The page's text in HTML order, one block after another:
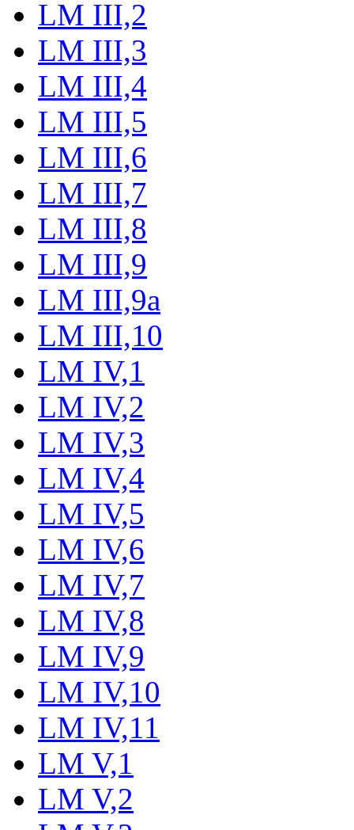
LM III,2
LM III,3
LM III,4
LM III,5
LM III,6
LM III,7
LM III,8
LM III,9
LM III,9a
LM III,10
LM IV,1
LM IV,2
LM IV,3
LM IV,4
LM IV,5
LM IV,6
LM IV,7
LM IV,8
LM IV,9
LM IV,10
LM IV,11
LM V,1
LM V,2